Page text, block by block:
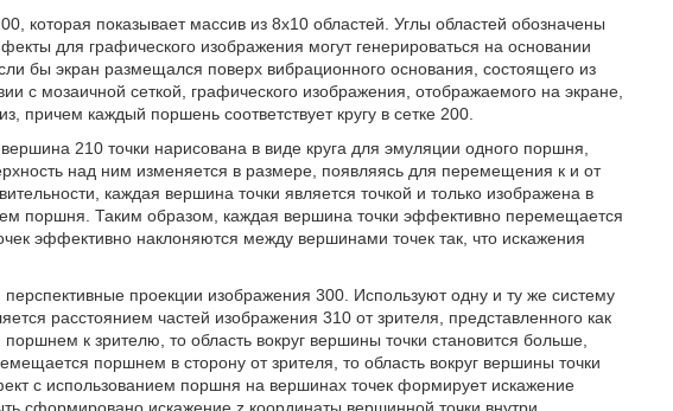
которая показывает массив из 8x10 областей. Углы областей обозначены
для графического изображения могут генерироваться на основании
бы экран размещался поверх вибрационного основания, состоящего из
с мозаичной сеткой, графического изображения, отображаемого на экране,
причем каждый поршень соответствует кругу в сетке 200.
210 точки нарисована в виде круга для эмуляции одного поршня,
над ним изменяется в размере, появляясь для перемещения к и от
каждая вершина точки является точкой и только изображена в
поршня. Таким образом, каждая вершина точки эффективно перемещается
эффективно наклоняются между вершинами точек так, что искажения
проекции изображения 300. Используют одну и ту же систему
расстоянием частей изображения 310 от зрителя, представленного как
к зрителю, то область вокруг вершины точки становится больше,
поршнем в сторону от зрителя, то область вокруг вершины точки
с использованием поршня на вершинах точек формирует искажение